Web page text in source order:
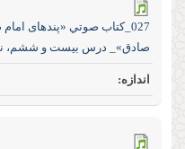
027_كتاب صوتي «پند‌های
صادق»_ درس بیست و ششم،